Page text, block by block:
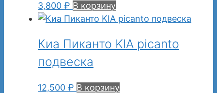
3,800 ₽ В корзину
Киа Пиканто KIA picanto
подвеска
12,500 ₽ В корзину